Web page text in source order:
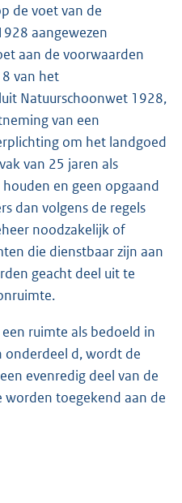
de voet van de
aangewezen
aan de voorwaarden
van het
Natuurschoonwet 1928,
van een
om het landgoed
van 25 jaren als
en geen opgaand
dan volgens de regels
noodzakelijk of
die dienstbaar zijn aan
geacht deel uit te
ruimte als bedoeld in
onderdeel d, wordt de
evenredig deel van de
toegekend aan de